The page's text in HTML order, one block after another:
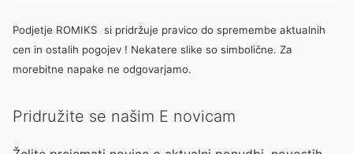
Podjetje ROMIKS si pridržuje pravico do spremembe aktualnih
cen in ostalih pogojev ! Nekatere slike so simbolične. Za
morebitne napake ne odgovarjamo.
Pridružite se našim E novicam